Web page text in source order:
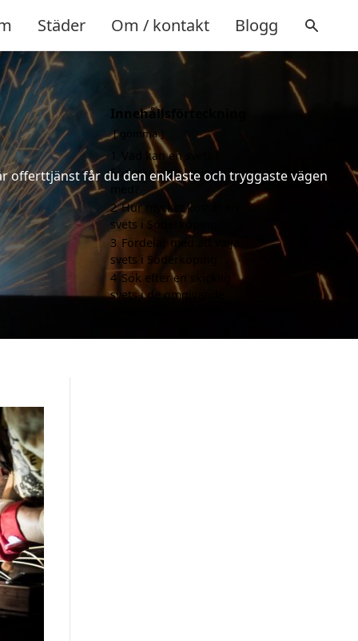
Städer Om / kontakt Blogg
offerttjänst får du den enklaste och tryggaste vägen
Innehållsförteckning
gömma
Vad kan en svets i
Söderköping hjälpa till
2 Hur mycket kostar en
svets i Söderköping?
3 Fördelar med att välja
svets i Söderköping
4 Sök efter en skicklig
svets i de omgivande